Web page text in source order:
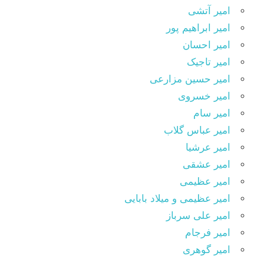
امیر آتشی
امیر ابراهیم پور
امیر احسان
امیر تاجیک
امیر حسین مزارعی
امیر خسروی
امیر سام
امیر عباس گلاب
امیر عرشیا
امیر عشقی
امیر عظیمی
امیر عظیمی و میلاد بابایی
امیر علی سرباز
امیر فرجام
امیر گوهری